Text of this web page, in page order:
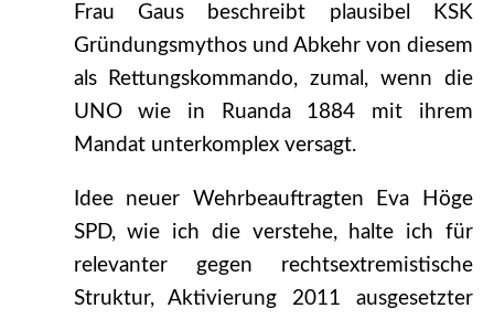
Frau Gaus beschreibt plausibel KSK
Gründungsmythos und Abkehr von diesem
als Rettungskommando, zumal, wenn die
UNO wie in Ruanda 1884 mit ihrem
Mandat unterkomplex versagt.
Idee neuer Wehrbeauftragten Eva Höge
SPD, wie ich die verstehe, halte ich für
relevanter gegen rechtsextremistische
Struktur, Aktivierung 2011 ausgesetzter